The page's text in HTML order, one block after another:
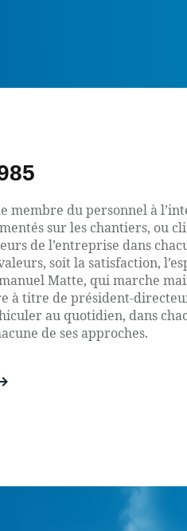
membre du personnel à
sur les chantiers, ou
de l’entreprise dans
soit la satisfaction,
Matte, qui marche
à titre de président-
au quotidien, dans
de ses approches.